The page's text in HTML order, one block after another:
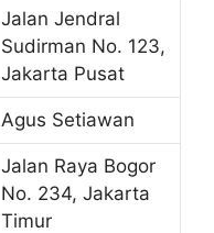
Jalan Jendral
Sudirman No. 123,
Jakarta Pusat
Agus Setiawan
Jalan Raya Bogor
No. 234, Jakarta
Timur